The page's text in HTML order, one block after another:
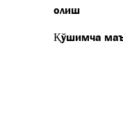
олиш
Қўшимча